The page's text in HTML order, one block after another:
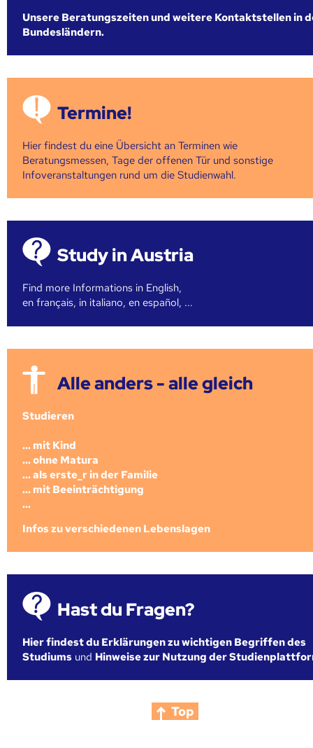
Unsere Beratungszeiten und weitere Kontaktstellen in
Bundesländern.
Termine!
Hier findest du eine Übersicht an Terminen wie
Beratungsmessen, Tage der offenen Tür und sonstige
Infoveranstaltungen rund um die Studienwahl.
Study in Austria
Find more Informations in English,
en français, in italiano, en español, ...
Alle anders - alle gleich
Studieren
... mit Kind
... ohne Matura
... als erste_r in der Familie
... mit Beeinträchtigung
...
Infos zu verschiedenen Lebenslagen
Hast du Fragen?
Hier findest du Erklärungen zu wichtigen Begriffen des
Studiums und Hinweise zur Nutzung der
Top